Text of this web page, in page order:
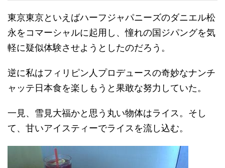
東京東京といえばハーフジャパニーズのダニエル松
永をコマーシャルに起用し、憧れの国ジパングを気
軽に疑似体験させようとしたのだろう。
逆に私はフィリピン人プロデュースの奇妙なナンチ
ャッテ日本食を楽しもうと果敢な努力していた。
一見、雪見大福かと思う丸い物体はライス。そし
て、甘いアイスティーでライスを流し込む。